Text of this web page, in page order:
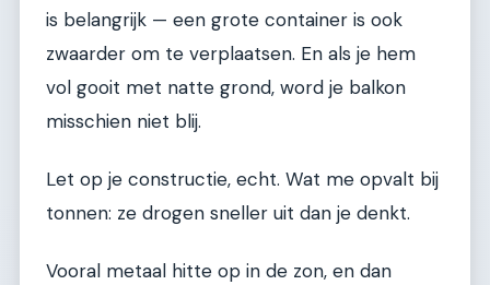
is belangrijk — een grote container is ook
zwaarder om te verplaatsen. En als je hem
vol gooit met natte grond, word je balkon
misschien niet blij.
Let op je constructie, echt. Wat me opvalt bij
tonnen: ze drogen sneller uit dan je denkt.
Vooral metaal hitte op in de zon, en dan